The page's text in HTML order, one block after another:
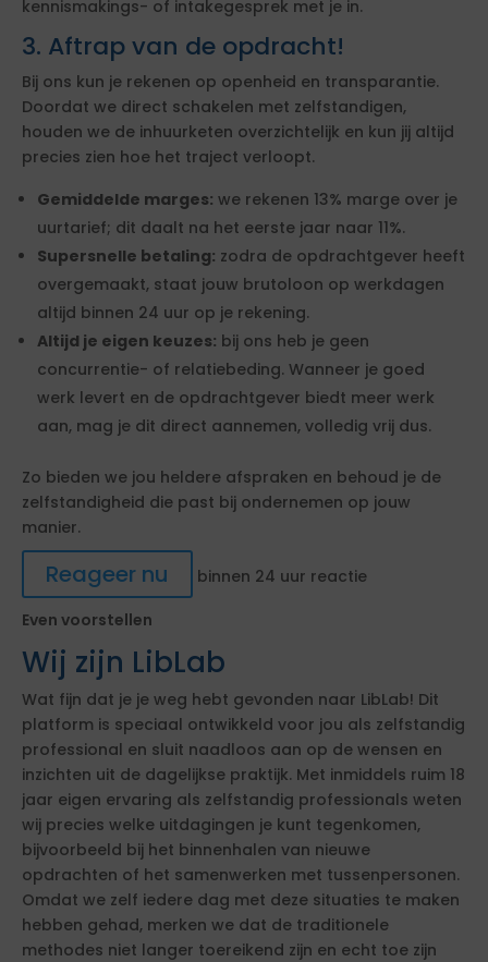
kennismakings- of intakegesprek met je in.
3. Aftrap van de opdracht!
Bij ons kun je rekenen op openheid en transparantie.
Doordat we direct schakelen met zelfstandigen,
houden we de inhuurketen overzichtelijk en kun jij altijd
precies zien hoe het traject verloopt.
Gemiddelde marges: we rekenen 13% marge over je
uurtarief; dit daalt na het eerste jaar naar 11%.
Supersnelle betaling: zodra de opdrachtgever heeft
overgemaakt, staat jouw brutoloon op werkdagen
altijd binnen 24 uur op je rekening.
Altijd je eigen keuzes: bij ons heb je geen
concurrentie- of relatiebeding. Wanneer je goed
werk levert en de opdrachtgever biedt meer werk
aan, mag je dit direct aannemen, volledig vrij dus.
Zo bieden we jou heldere afspraken en behoud je de
zelfstandigheid die past bij ondernemen op jouw
manier.
Reageer nu
binnen 24 uur reactie
Even voorstellen
Wij zijn LibLab
Wat fijn dat je je weg hebt gevonden naar LibLab! Dit
platform is speciaal ontwikkeld voor jou als zelfstandig
professional en sluit naadloos aan op de wensen en
inzichten uit de dagelijkse praktijk. Met inmiddels ruim 18
jaar eigen ervaring als zelfstandig professionals weten
wij precies welke uitdagingen je kunt tegenkomen,
bijvoorbeeld bij het binnenhalen van nieuwe
opdrachten of het samenwerken met tussenpersonen.
Omdat we zelf iedere dag met deze situaties te maken
hebben gehad, merken we dat de traditionele
methodes niet langer toereikend zijn en echt toe zijn